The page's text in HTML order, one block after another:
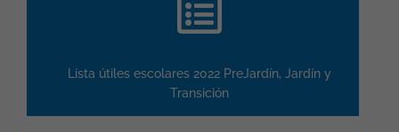
Lista útiles escolares 2022 PreJardín, Jardín y
Transición